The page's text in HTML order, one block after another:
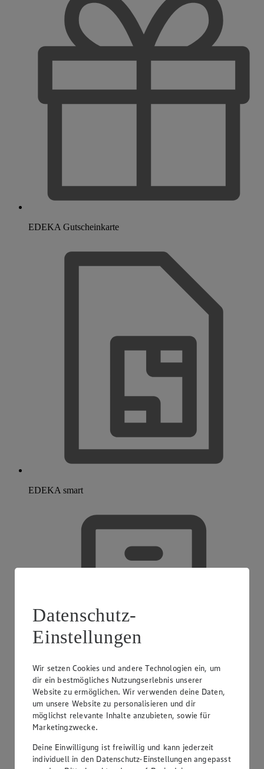
EDEKA Gutscheinkarte
EDEKA smart
Handy-Aufladung
Datenschutz-
Einstellungen
Wir setzen Cookies und andere Technologien ein, um
dir ein bestmögliches Nutzungserlebnis unserer
Website zu ermöglichen. Wir verwenden deine Daten,
um unsere Website zu personalisieren und dir
möglichst relevante Inhalte anzubieten, sowie für
Marketingzwecke.
Deine Einwilligung ist freiwillig und kann jederzeit
individuell in den Datenschutz-Einstellungen angepasst